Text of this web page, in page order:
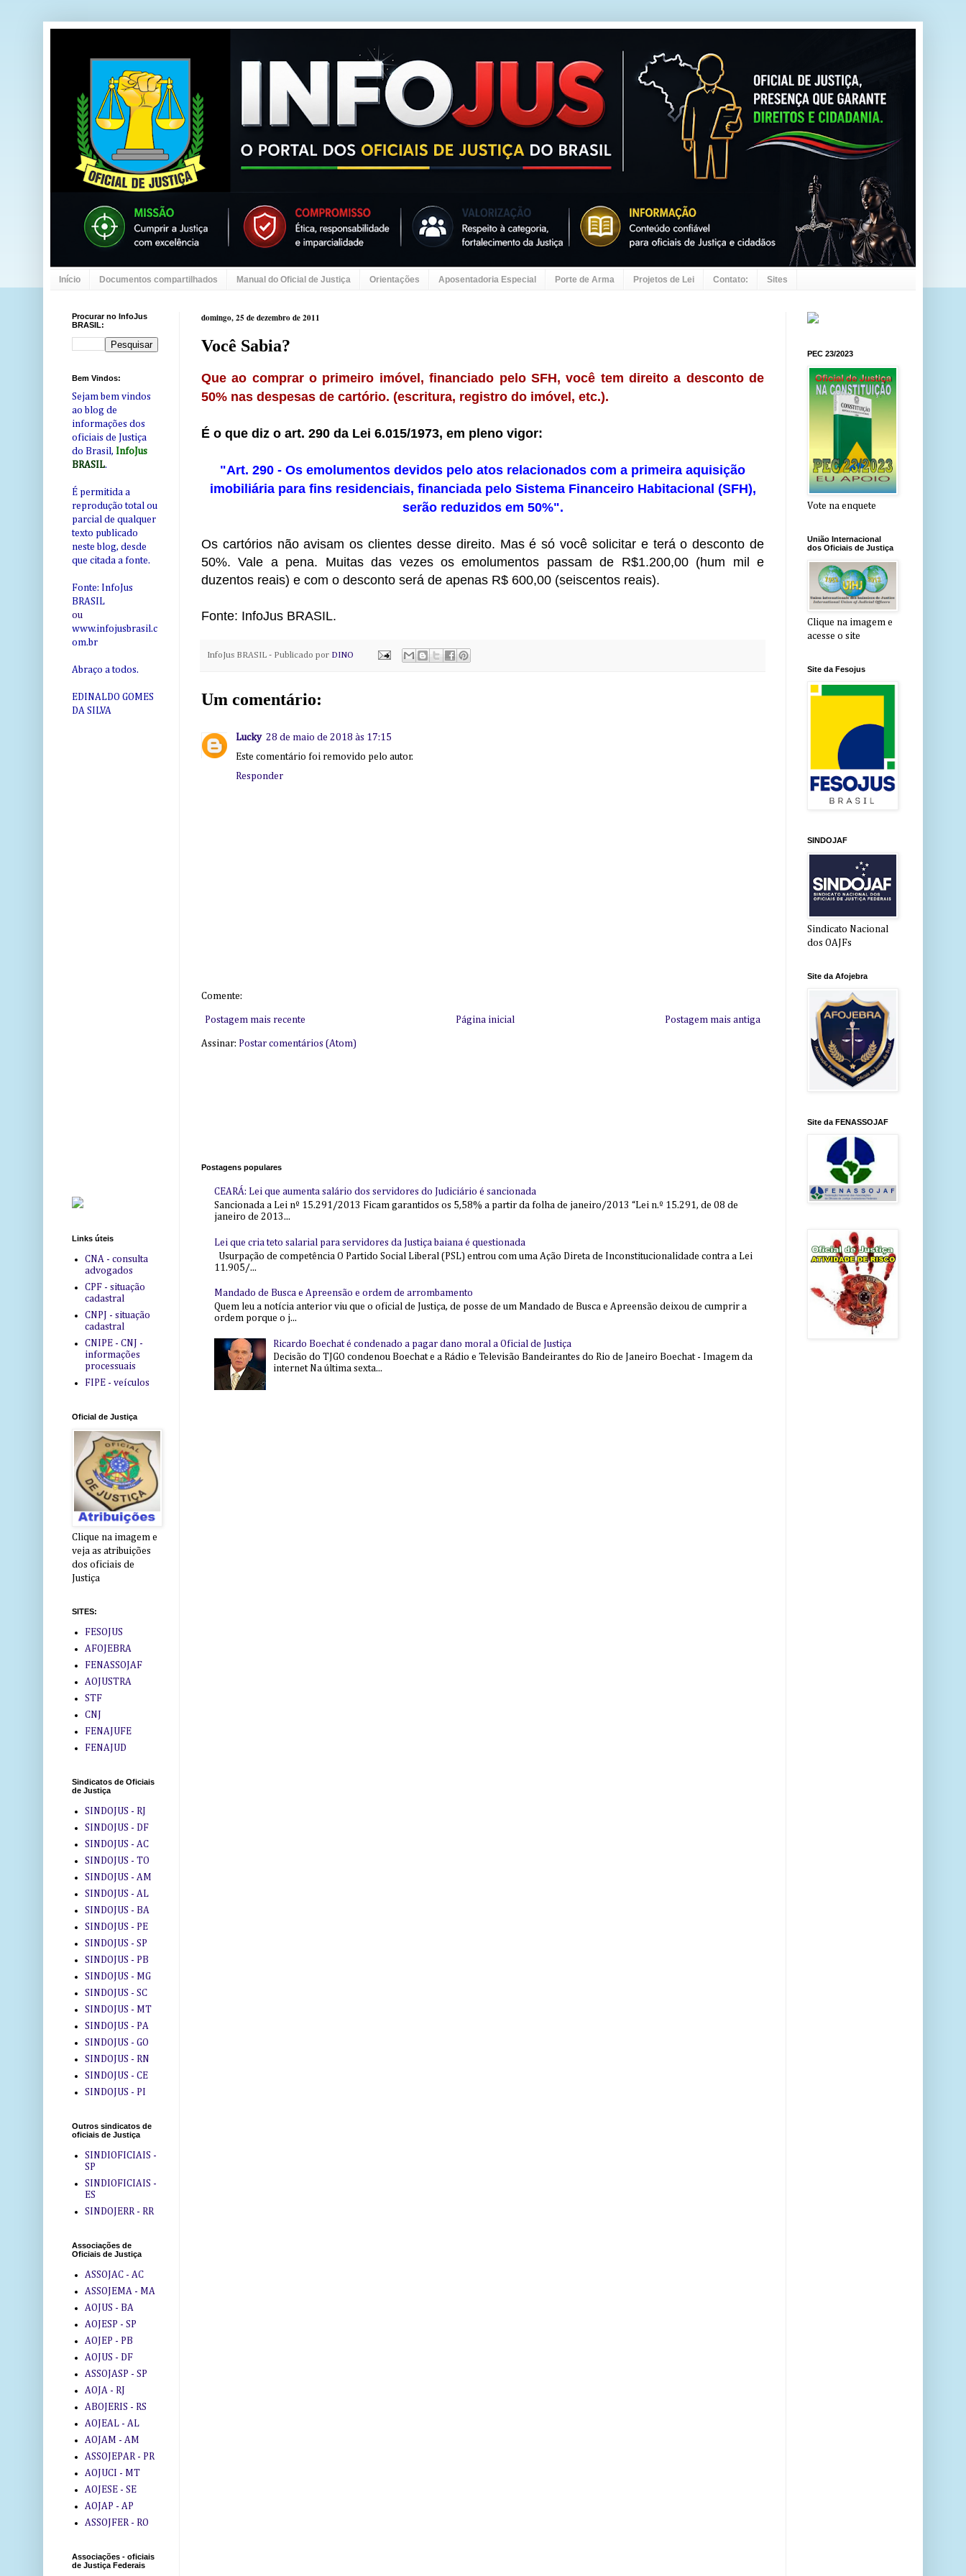
Início Documentos compartilhados Manual do Oficial de Justiça Orientações Aposentadoria Especial Porte de Arma Projetos de Lei Contato: Sites
domingo, 25 de dezembro de 2011
Você Sabia?
Que ao comprar o primeiro imóvel, financiado pelo SFH, você tem direito a desconto de
50% nas despesas de cartório. (escritura, registro do imóvel, etc.).
É o que diz o art. 290 da Lei 6.015/1973, em pleno vigor:
"Art. 290 - Os emolumentos devidos pelo atos relacionados com a primeira aquisição
imobiliária para fins residenciais, financiada pelo Sistema Financeiro Habitacional (SFH),
serão reduzidos em 50%".
Os cartórios não avisam os clientes desse direito. Mas é só você solicitar e terá o desconto de
50%. Vale a pena. Muitas das vezes os emolumentos passam de R$1.200,00 (hum mil e
duzentos reais) e com o desconto será de apenas R$ 600,00 (seiscentos reais).
Fonte: InfoJus BRASIL.
InfoJus BRASIL - Publicado por DINO
Um comentário:
Lucky 28 de maio de 2018 às 17:15
Este comentário foi removido pelo autor.
Responder
Comente:
Postagem mais recente Postagem mais antiga
Página inicial
Assinar: Postar comentários (Atom)
Postagens populares
CEARÁ: Lei que aumenta salário dos servidores do Judiciário é sancionada
Sancionada a Lei nº 15.291/2013 Ficam garantidos os 5,58% a partir da folha de janeiro/2013 “Lei n.º 15.291, de 08 de
janeiro de 2013...
Lei que cria teto salarial para servidores da Justiça baiana é questionada
Usurpação de competência O Partido Social Liberal (PSL) entrou com uma Ação Direta de Inconstitucionalidade contra a Lei
11.905/...
Mandado de Busca e Apreensão e ordem de arrombamento
Quem leu a notícia anterior viu que o oficial de Justiça, de posse de um Mandado de Busca e Apreensão deixou de cumprir a
ordem porque o j...
Ricardo Boechat é condenado a pagar dano moral a Oficial de Justiça
Decisão do TJGO condenou Boechat e a Rádio e Televisão Bandeirantes do Rio de Janeiro Boechat - Imagem da
internet Na última sexta...
Procurar no InfoJus
BRASIL:
Bem Vindos:
Sejam bem vindos
ao blog de
informações dos
oficiais de Justiça
do Brasil, InfoJus
BRASIL.
É permitida a
reprodução total ou
parcial de qualquer
texto publicado
neste blog, desde
que citada a fonte.
Fonte: InfoJus
BRASIL
ou
www.infojusbrasil.c
om.br
Abraço a todos.
EDINALDO GOMES
DA SILVA
Links úteis
CNA - consulta
advogados
CPF - situação
cadastral
CNPJ - situação
cadastral
CNIPE - CNJ -
informações
processuais
FIPE - veículos
Oficial de Justiça
Clique na imagem e
veja as atribuições
dos oficiais de
Justiça
SITES:
FESOJUS
AFOJEBRA
FENASSOJAF
AOJUSTRA
STF
CNJ
FENAJUFE
FENAJUD
Sindicatos de Oficiais
de Justiça
SINDOJUS - RJ
SINDOJUS - DF
SINDOJUS - AC
SINDOJUS - TO
SINDOJUS - AM
SINDOJUS - AL
SINDOJUS - BA
SINDOJUS - PE
SINDOJUS - SP
SINDOJUS - PB
SINDOJUS - MG
SINDOJUS - SC
SINDOJUS - MT
SINDOJUS - PA
SINDOJUS - GO
SINDOJUS - RN
SINDOJUS - CE
SINDOJUS - PI
Outros sindicatos de
oficiais de Justiça
SINDIOFICIAIS -
SP
SINDIOFICIAIS -
ES
SINDOJERR - RR
Associações de
Oficiais de Justiça
ASSOJAC - AC
ASSOJEMA - MA
AOJUS - BA
AOJESP - SP
AOJEP - PB
AOJUS - DF
ASSOJASP - SP
AOJA - RJ
ABOJERIS - RS
AOJEAL - AL
AOJAM - AM
ASSOJEPAR - PR
AOJUCI - MT
AOJESE - SE
AOJAP - AP
ASSOJFER - RO
Associações - oficiais
de Justiça Federais
PEC 23/2023
Vote na enquete
União Internacional
dos Oficiais de Justiça
Clique na imagem e
acesse o site
Site da Fesojus
SINDOJAF
Sindicato Nacional
dos OAJFs
Site da Afojebra
Site da FENASSOJAF